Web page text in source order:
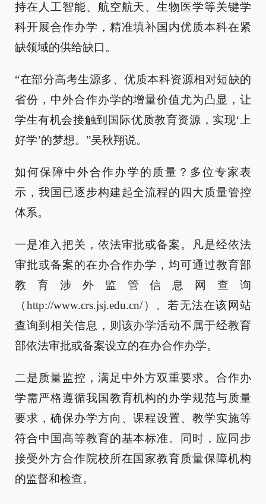
持在人工智能、航空航天、生物医学等关键学
科开展合作办学，精准填补国内优质本科在紧
缺领域的供给缺口。
“在部分高考生源多、优质本科资源相对短缺的
省份，中外合作办学的增量价值尤为凸显，让
学生有机会接触到国际优质教育资源，实现‘上
好学’的梦想。”吴秋翔说。
如何保障中外合作办学的质量？多位专家表
示，我国已逐步构建起全流程的四大质量管控
体系。
一是准入把关，依法审批或备案。凡是经依法
审批或备案的在办合作办学，均可通过教育部
教育涉外监管信息网查询
（http://www.crs.jsj.edu.cn/）。若无法在该网站
查询到相关信息，则该办学活动不属于经教育
部依法审批或备案设立的在办合作办学。
二是质量监控，满足中外方双重要求。合作办
学需严格遵循我国教育机构的办学规范与质量
要求，确保办学方向、课程设置、教学实施等
符合中国高等教育的基本标准。同时，应同步
接受外方合作院校所在国家教育质量保障机构
的监督和检查。